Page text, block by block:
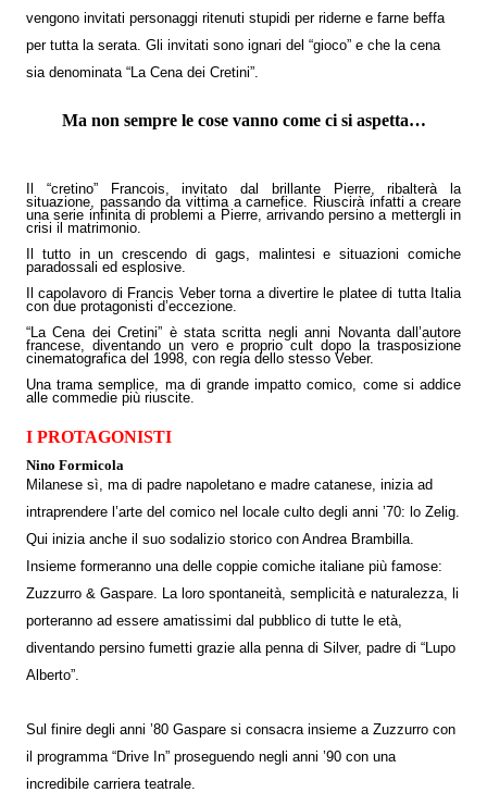
vengono invitati personaggi ritenuti stupidi per riderne e farne beffa
per tutta la serata. Gli invitati sono ignari del “gioco” e che la cena
sia denominata “La Cena dei Cretini”.
Ma non sempre le cose vanno come ci si aspetta…
“cretino” Francois, invitato dal brillante Pierre, ribalterà la
situazione, passando da vittima a carnefice. Riuscirà infatti a creare
una serie infinita di problemi a Pierre, arrivando persino a mettergli in
crisi il matrimonio.
Il tutto in un crescendo di gags, malintesi e situazioni comiche
paradossali ed esplosive.
Il capolavoro di Francis Veber torna a divertire le platee di tutta Italia
con due protagonisti d’eccezione.
“La Cena dei Cretini” è stata scritta negli anni Novanta dall’autore
francese, diventando un vero e proprio cult dopo la trasposizione
cinematografica del 1998, con regia dello stesso Veber.
Una trama semplice, ma di grande impatto comico, come si addice
alle commedie più riuscite.
I PROTAGONISTI
Nino Formicola
Milanese sì, ma di padre napoletano e madre catanese, inizia ad
intraprendere l’arte del comico nel locale culto degli anni ’70: lo Zelig.
Qui inizia anche il suo sodalizio storico con Andrea Brambilla.
Insieme formeranno una delle coppie comiche italiane più famose:
Zuzzurro & Gaspare. La loro spontaneità, semplicità e naturalezza, li
porteranno ad essere amatissimi dal pubblico di tutte le età,
diventando persino fumetti grazie alla penna di Silver, padre di “Lupo
Alberto”.
Sul finire degli anni ’80 Gaspare si consacra insieme a Zuzzurro con
il programma “Drive In” proseguendo negli anni ’90 con una
incredibile carriera teatrale.